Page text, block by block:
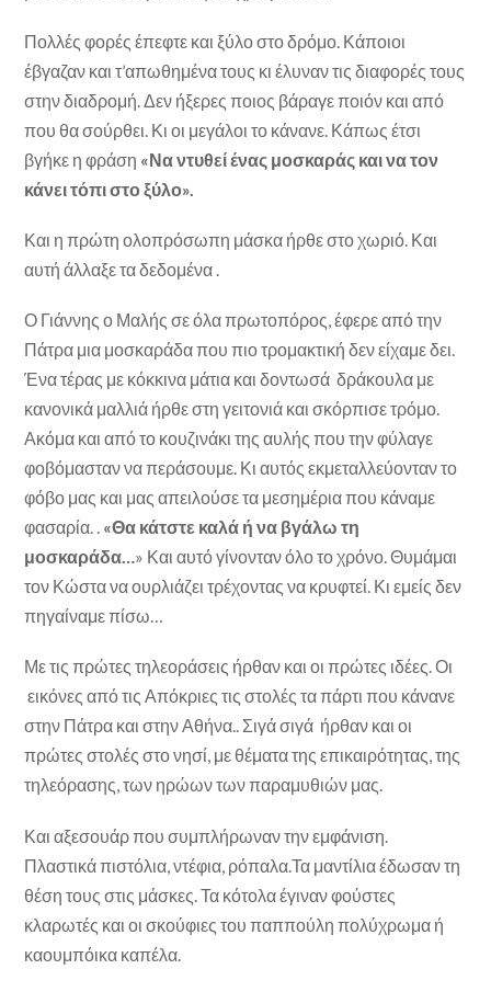
Πολλές φορές έπεφτε και ξύλο στο δρόμο. Κάποιοι
έβγαζαν και τ’απωθημένα τους κι έλυναν τις διαφορές τους
στην διαδρομή. Δεν ήξερες ποιος βάραγε ποιόν και από
που θα σούρθει. Κι οι μεγάλοι το κάνανε. Κάπως έτσι
βγήκε η φράση «Να ντυθεί ένας μοσκαράς και να τον
κάνει τόπι στο ξύλο».
Και η πρώτη ολοπρόσωπη μάσκα ήρθε στο χωριό. Και
αυτή άλλαξε τα δεδομένα .
Ο Γιάννης ο Μαλής σε όλα πρωτοπόρος, έφερε από την
Πάτρα μια μοσκαράδα που πιο τρομακτική δεν είχαμε δει.
Ένα τέρας με κόκκινα μάτια και δοντωσά δράκουλα με
κανονικά μαλλιά ήρθε στη γειτονιά και σκόρπισε τρόμο.
Ακόμα και από το κουζινάκι της αυλής που την φύλαγε
φοβόμασταν να περάσουμε. Κι αυτός εκμεταλλεύονταν το
φόβο μας και μας απειλούσε τα μεσημέρια που κάναμε
φασαρία. . «Θα κάτστε καλά ή να βγάλω τη
μοσκαράδα…» Και αυτό γίνονταν όλο το χρόνο. Θυμάμαι
τον Κώστα να ουρλιάζει τρέχοντας να κρυφτεί. Κι εμείς δεν
πηγαίναμε πίσω…
Με τις πρώτες τηλεοράσεις ήρθαν και οι πρώτες ιδέες. Οι
εικόνες από τις Απόκριες τις στολές τα πάρτι που κάνανε
στην Πάτρα και στην Αθήνα.. Σιγά σιγά ήρθαν και οι
πρώτες στολές στο νησί, με θέματα της επικαιρότητας, της
τηλεόρασης, των ηρώων των παραμυθιών μας.
Και αξεσουάρ που συμπλήρωναν την εμφάνιση.
Πλαστικά πιστόλια, ντέφια, ρόπαλα.Τα μαντίλια έδωσαν τη
θέση τους στις μάσκες. Τα κότολα έγιναν φούστες
κλαρωτές και οι σκούφιες του παππούλη πολύχρωμα ή
καουμπόικα καπέλα.